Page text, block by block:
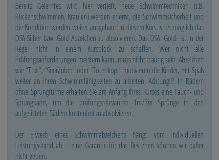
Bereits Gelerntes wird hier vertieft, neue Schwimmtechniken (z.B.
Rückenschwimmen, Kraulen) werden erlernt, die Schwimmsicherheit und
die Kondition werden weiter ausgebaut. In diesem Kurs ist es möglich das
DSA-Silber bzw. Gold Abzeichen zu absolvieren. Das DSA -Gold- ist in der
Regel nicht in einem Kursblock zu schaffen. Wer nicht alle
Prüfungsanforderungen meistern kann, muss nicht traurig sein. Abzeichen
wie “Trixi“, “Seeräuber“ oder “Totenkopf“ motivieren die Kinder, mit Spaß
weiter an ihren Schwimmfähigkeiten zu arbeiten. Achtung!!! In Bädern
ohne Sprungtürme erhalten Sie am Anfang Ihres Kurses eine Tauch- und
Sprungkarte, um die prüfungsrelevanten 1m/3m Sprünge in den
aufgelisteten Bädern kostenfrei zu absolvieren.
Der Erwerb eines Schwimmabzeichens hängt vom individuellen
Leistungsstand ab – eine Garantie für das Bestehen können wir daher
nicht geben.